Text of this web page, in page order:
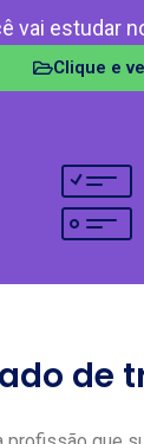
vai estudar
Clique e
de